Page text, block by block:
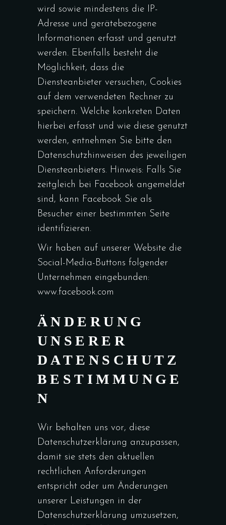
wird sowie mindestens die IP-
Adresse und gerätebezogene
Informationen erfasst und genutzt
werden. Ebenfalls besteht die
Möglichkeit, dass die
Diensteanbieter versuchen, Cookies
auf dem verwendeten Rechner zu
speichern. Welche konkreten Daten
hierbei erfasst und wie diese genutzt
werden, entnehmen Sie bitte den
Datenschutzhinweisen des jeweiligen
Diensteanbieters. Hinweis: Falls Sie
zeitgleich bei Facebook angemeldet
sind, kann Facebook Sie als
Besucher einer bestimmten Seite
identifizieren.
Wir haben auf unserer Website die
Social-Media-Buttons folgender
Unternehmen eingebunden:
www.facebook.com
ÄNDERUNG
UNSERER
DATENSCHUTZ
BESTIMMUNGE
N
Wir behalten uns vor, diese
Datenschutzerklärung anzupassen,
damit sie stets den aktuellen
rechtlichen Anforderungen
entspricht oder um Änderungen
unserer Leistungen in der
Datenschutzerklärung umzusetzen,